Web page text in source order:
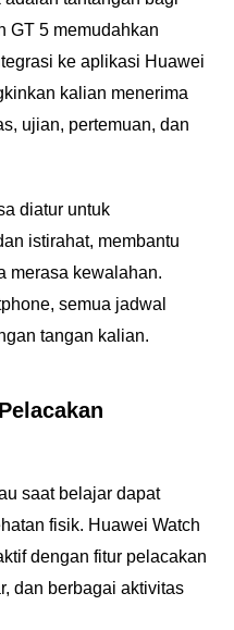
GT 5 memudahkan
ke aplikasi Huawei
kalian menerima
ujian, pertemuan, dan
diatur untuk
istirahat, membantu
merasa kewalahan.
semua jadwal
tangan kalian.
saat belajar dapat
fisik. Huawei Watch
dengan fitur pelacakan
dan berbagai aktivitas